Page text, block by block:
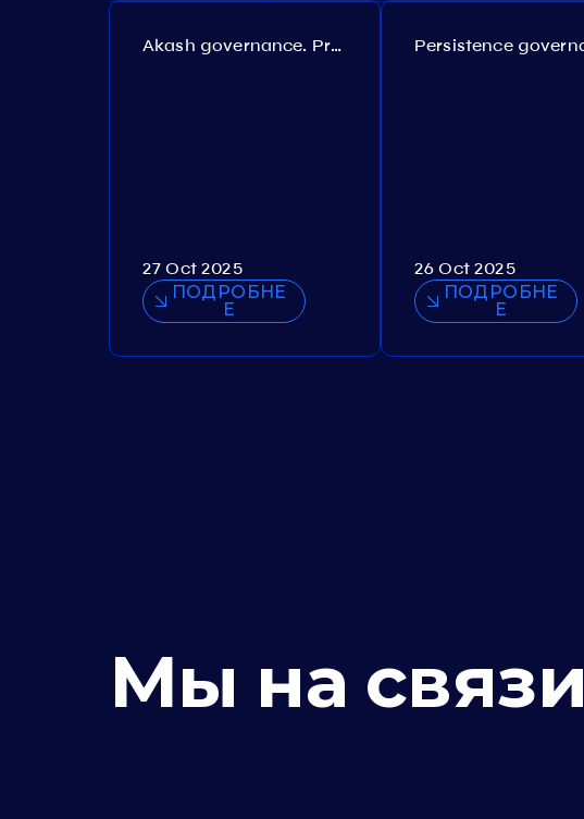
Akash governance. Proposal №308
27 Oct 2025
ПОДРОБНЕ
Е
26 Oct 2025
ПОДРОБНЕ
Е
Мы на связи